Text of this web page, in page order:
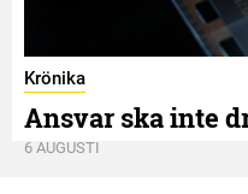
Krönika
Ansvar ska inte
6 AUGUSTI